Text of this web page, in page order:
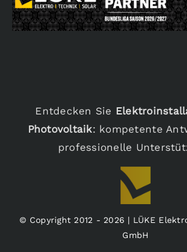
Entdecken Sie
Photovoltaik: kompetente
professionelle
© Copyright 2012 - 2026 | LÜKE
GmbH